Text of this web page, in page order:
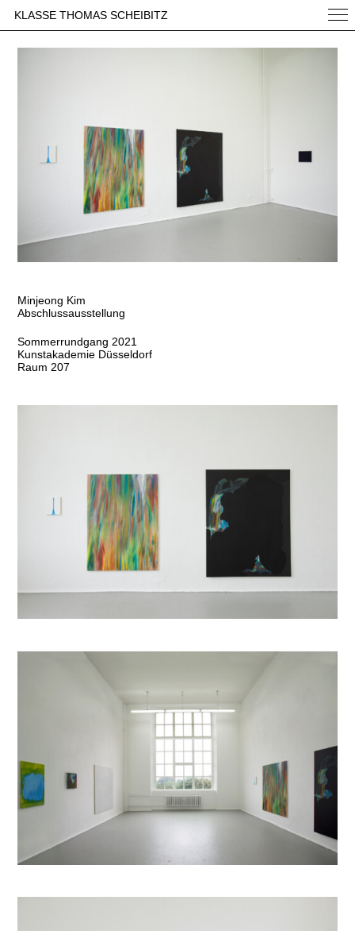
KLASSE THOMAS SCHEIBITZ
Minjeong Kim
Abschlussausstellung
Sommerrundgang 2021
Kunstakademie Düsseldorf
Raum 207